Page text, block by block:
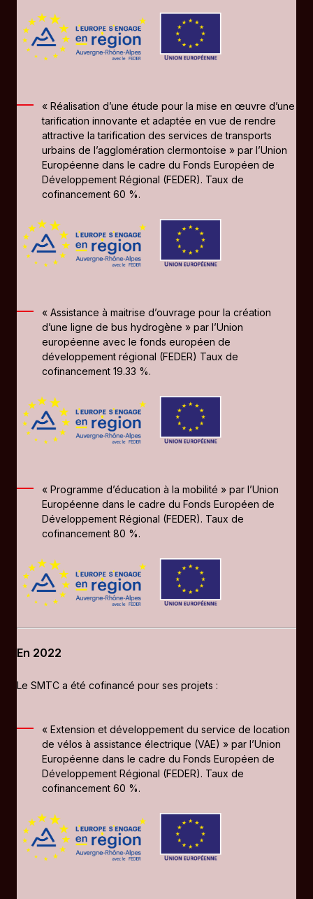
« Réalisation d’une étude pour la mise en œuvre d’une
tarification innovante et adaptée en vue de rendre
attractive la tarification des services de transports
urbains de l’agglomération clermontoise » par l’Union
Européenne dans le cadre du Fonds Européen de
Développement Régional (FEDER). Taux de
cofinancement 60 %.
« Assistance à maitrise d’ouvrage pour la création
d’une ligne de bus hydrogène » par l’Union
européenne avec le fonds européen de
développement régional (FEDER) Taux de
cofinancement 19.33 %.
« Programme d’éducation à la mobilité » par l’Union
Européenne dans le cadre du Fonds Européen de
Développement Régional (FEDER). Taux de
cofinancement 80 %.
En 2022
Le SMTC a été cofinancé pour ses projets :
« Extension et développement du service de location
de vélos à assistance électrique (VAE) » par l’Union
Européenne dans le cadre du Fonds Européen de
Développement Régional (FEDER). Taux de
cofinancement 60 %.